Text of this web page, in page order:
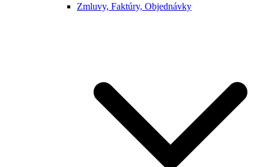
Zmluvy, Faktúry, Objednávky